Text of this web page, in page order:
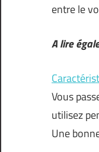
entre le
A lire
Vous
utilisez
Une